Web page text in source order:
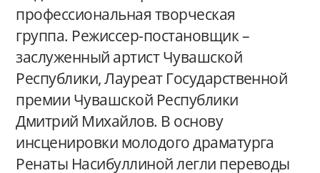
профессиональная творческая
группа. Режиссер-постановщик –
заслуженный артист Чувашской
Республики, Лауреат Государственной
премии Чувашской Республики
Дмитрий Михайлов. В основу
инсценировки молодого драматурга
Ренаты Насибуллиной легли переводы